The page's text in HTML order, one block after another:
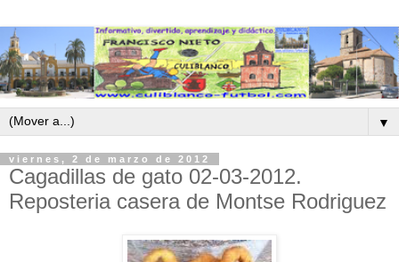
▼
viernes, 2 de marzo de 2012
Cagadillas de gato 02-03-2012.
Reposteria casera de Montse Rodriguez